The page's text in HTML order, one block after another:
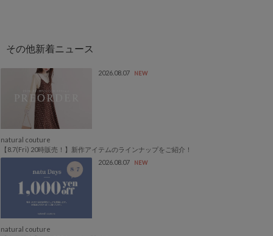
2026.08.07 NEW
natural couture
【8.7(Fri) 20時販売！】新作アイテムのラインナップをご紹介！
2026.08.07
NEW
natural couture